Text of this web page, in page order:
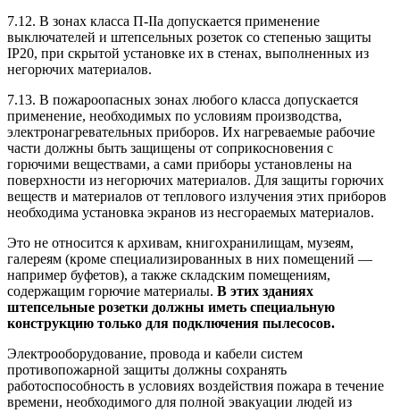
7.12. В зонах класса П-IIа допускается применение
выключателей и штепсельных розеток со степенью защиты
IP20, при скрытой установке их в стенах, выполненных из
негорючих материалов.
7.13. В пожароопасных зонах любого класса допускается
применение, необходимых по условиям производства,
электронагревательных приборов. Их нагреваемые рабочие
части должны быть защищены от соприкосновения с
горючими веществами, а сами приборы установлены на
поверхности из негорючих материалов. Для защиты горючих
веществ и материалов от теплового излучения этих приборов
необходима установка экранов из несгораемых материалов.
Это не относится к архивам, книгохранилищам, музеям,
галереям (кроме специализированных в них помещений —
например буфетов), а также складским помещениям,
содержащим горючие материалы. В этих зданиях
штепсельные розетки должны иметь специальную
конструкцию только для подключения пылесосов.
Электрооборудование, провода и кабели систем
противопожарной защиты должны сохранять
работоспособность в условиях воздействия пожара в течение
времени, необходимого для полной эвакуации людей из